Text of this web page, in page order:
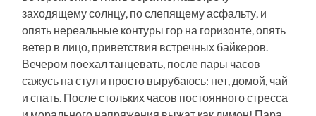
заходящему солнцу, по слепящему асфальту, и
опять нереальные контуры гор на горизонте, опять
ветер в лицо, приветствия встречных байкеров.
Вечером поехал танцевать, после пары часов
сажусь на стул и просто вырубаюсь: нет, домой, чай
и спать. После стольких часов постоянного стресса